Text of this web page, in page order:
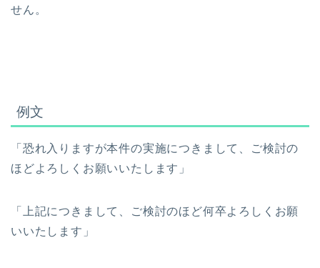
せん。
例文
「恐れ入りますが本件の実施につきまして、ご検討の
ほどよろしくお願いいたします」
「上記につきまして、ご検討のほど何卒よろしくお願
いいたします」